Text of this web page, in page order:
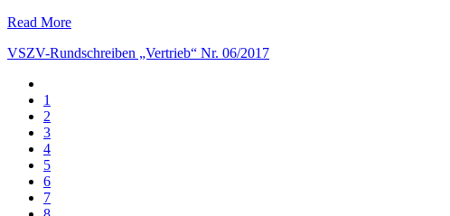
Read More
VSZV-Rundschreiben „Vertrieb“ Nr. 06/2017
1
2
3
4
5
6
7